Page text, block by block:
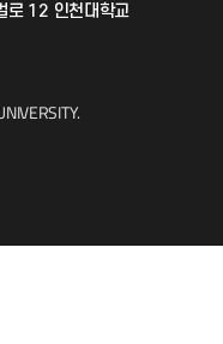
로 12 인천대학교